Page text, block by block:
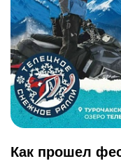
Как прошел